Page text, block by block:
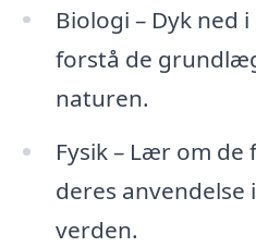
Biologi – Dyk ned
forstå de
naturen.
Fysik – Lær om de
deres anvendelse
verden.